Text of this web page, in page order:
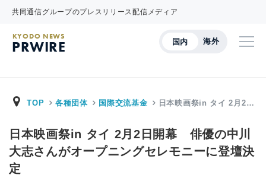
共同通信グループのプレスリリース配信メディア
国内 海外
KYODO NEWS
PRWIRE
TOP 各種団体 国際交流基金 日本映画祭in タイ 2月2…
日本映画祭in タイ 2月2日開幕 俳優の中川
大志さんがオープニングセレモニーに登壇決
定